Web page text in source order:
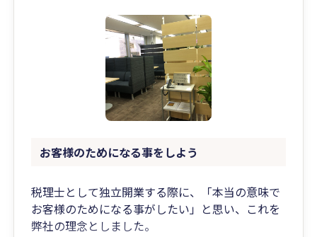
お客様のためになる事をしよう
税理士として独立開業する際に、「本当の意味で
お客様のためになる事がしたい」と思い、これを
弊社の理念としました。